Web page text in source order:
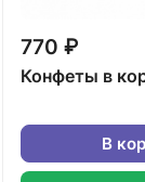
770 ₽
Конфеты в
В